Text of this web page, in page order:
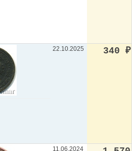
22.10.2025 340 ₽
11.06.2024